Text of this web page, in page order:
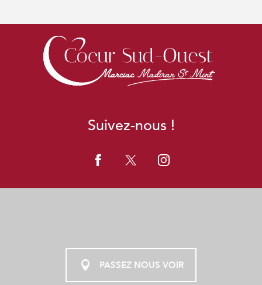
Suivez-nous !
PASSEZ NOUS VOIR